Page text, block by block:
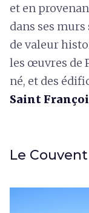
et en
dans ses
de valeur
les œuvres de
né, et des
Saint
Le